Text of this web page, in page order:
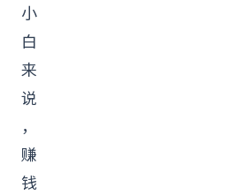
小
白
来
说
，
赚
钱